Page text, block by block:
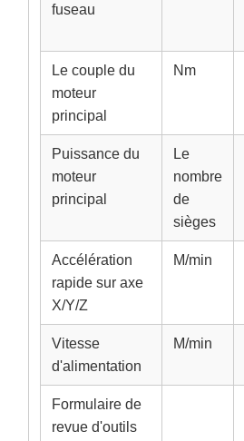
fuseau
Le couple du
moteur
principal
Nm
Puissance du
moteur
principal
Le
nombre
de
sièges
Accélération
rapide sur axe
X/Y/Z
M/min
Vitesse
d'alimentation
M/min
Formulaire de
revue d'outils